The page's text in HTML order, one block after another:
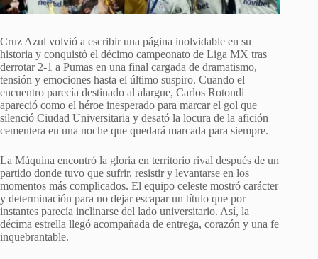
Cruz Azul volvió a escribir una página inolvidable en su
historia y conquistó el décimo campeonato de Liga MX tras
derrotar 2-1 a Pumas en una final cargada de dramatismo,
tensión y emociones hasta el último suspiro. Cuando el
encuentro parecía destinado al alargue, Carlos Rotondi
apareció como el héroe inesperado para marcar el gol que
silenció Ciudad Universitaria y desató la locura de la afición
cementera en una noche que quedará marcada para siempre.
La Máquina encontró la gloria en territorio rival después de un
partido donde tuvo que sufrir, resistir y levantarse en los
momentos más complicados. El equipo celeste mostró carácter
y determinación para no dejar escapar un título que por
instantes parecía inclinarse del lado universitario. Así, la
décima estrella llegó acompañada de entrega, corazón y una fe
inquebrantable.